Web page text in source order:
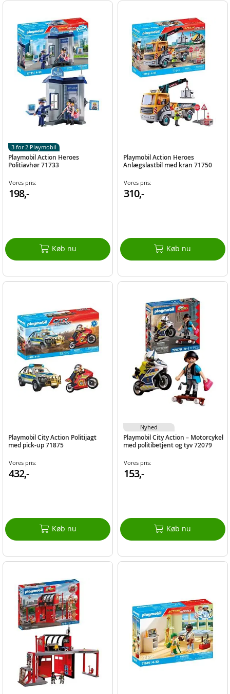
Playmobil Action Heroes
Politiavhør 71733
Vores pris:
198,-
Køb nu
3 for 2 Playmobil
Playmobil Action Heroes
Anlægslastbil med kran 71750
Vores pris:
310,-
Køb nu
Playmobil City Action Politijagt
med pick-up 71875
Vores pris:
432,-
Køb nu
Playmobil City Action – Motorcykel
med politibetjent og tyv 72079
Vores pris:
153,-
Køb nu
Nyhed